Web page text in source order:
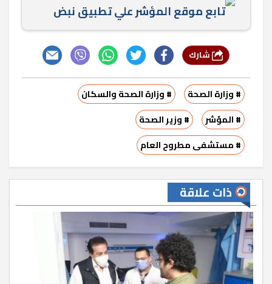
تابع موقع المؤشر علي تطبيق نبض
# وزارة الصحة
# وزارة الصحة والسكان
# المؤشر
# وزير الصحة
# مستشفى مطروح العام
ذات علاقة